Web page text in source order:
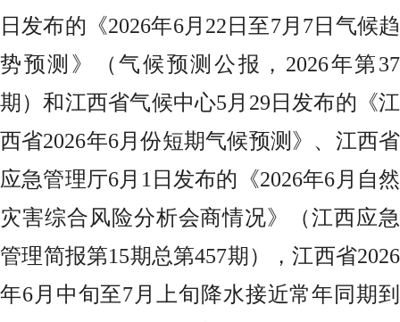
日发布的《2026年6月22日至7月7日气候趋
势预测》（气候预测公报，2026年第37
期）和江西省气候中心5月29日发布的《江
西省2026年6月份短期气候预测》、江西省
应急管理厅6月1日发布的《2026年6月自然
灾害综合风险分析会商情况》（江西应急
管理简报第15期总第457期），江西省2026
年6月中旬至7月上旬降水接近常年同期到